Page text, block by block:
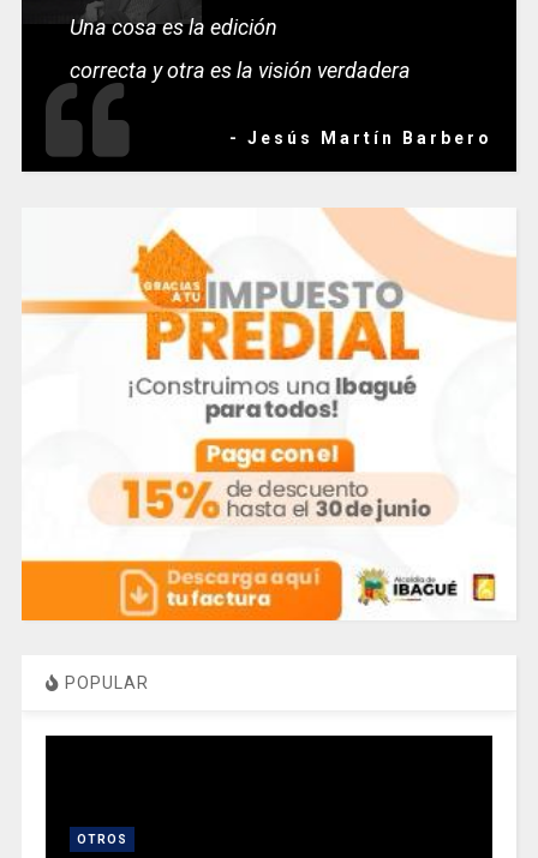
Una cosa es la edición
correcta y otra es la visión verdadera
- Jesús Martín Barbero
POPULAR
OTROS